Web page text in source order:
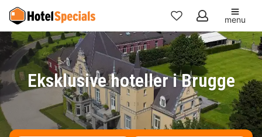
Mine
favoritter
menu
Eksklusive hoteller i Brugge